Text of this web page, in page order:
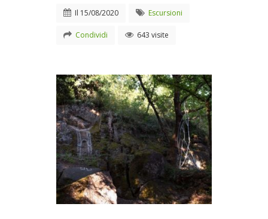
Il 15/08/2020 Escursioni
Condividi 643 visite